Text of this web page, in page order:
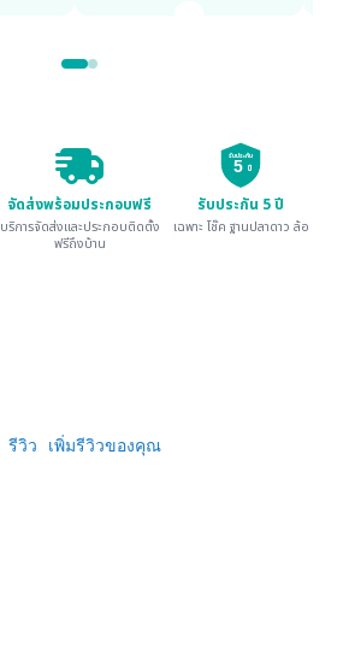
จัดส่งพร้อมประกอบฟรี
บริการจัดส่งและประกอบติดตั้ง
ฟรีถึงบ้าน
รับประกัน
5 ปี
รับประกัน 5 ปี
เฉพาะ โช๊ค ฐานปลาดาว ล้อ
รีวิว เพิ่มรีวิวของคุณ